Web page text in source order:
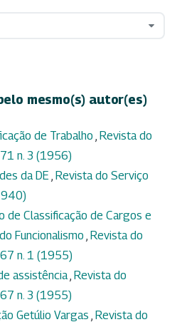
mesmo(s) autor(es)
de Trabalho , Revista do
n. 3 (1956)
da DE , Revista do Serviço
de Classificação de Cargos e
Funcionalismo , Revista do
n. 1 (1955)
assistência, Revista do
n. 3 (1955)
Getúlio Vargas , Revista do